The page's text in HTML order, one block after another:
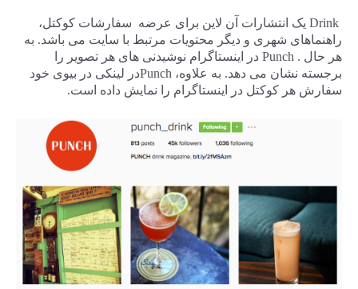
Drink یک انتشارات آن لاین برای عرضه سفارشات کوکتل،
راهنماهای شهری و دیگر محتویات مرتبط با سایت می باشد. به
هر حال . Punch در اینستاگرام نوشیدنی های هر تصویر را
برجسته نشان می دهد. به علاوه، Punchدر لینکی در بیوی خود
سفارش هر کوکتل در اینستاگرام را نمایش داده است.